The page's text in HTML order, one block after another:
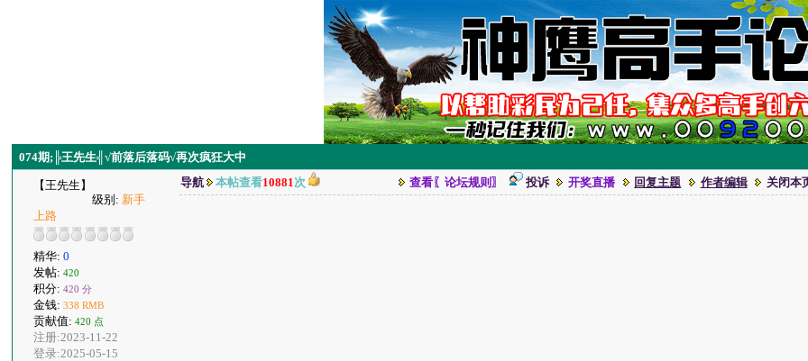
074期;╠王先生╣√前落后落码√再次疯狂大中
【王先生】
级别: 新手
上路
精华:0
发帖:420
积分:420 分
金钱:338 RMB
贡献值:420 点
注册:2023-11-22
登录:2025-05-15
导航 本帖查看10881次 查看〖论坛规则〗 投诉 开奖直播 回复主题 作者编辑 关闭本